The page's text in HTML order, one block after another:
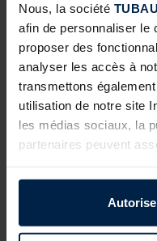
Nous, la société
afin de personnaliser le
proposer des
analyser les accès à
transmettons
utilisation de notre site
les médias sociaux, la
partenaires peuvent
ont collectées dans le
Légalement, nous
ABRIS DE JARDIN
À FORTE VALEUR
Face à la demande
fonctionnels et esthétiques,
plus seulement…
EN